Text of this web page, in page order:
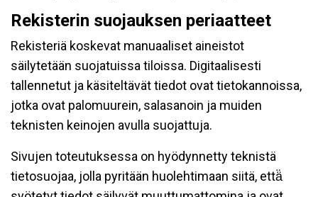
Rekisterin suojauksen periaatteet
Rekisteriä koskevat manuaaliset aineistot
säilytetään suojatuissa tiloissa. Digitaalisesti
tallennetut ja käsiteltävät tiedot ovat tietokannoissa,
jotka ovat palomuurein, salasanoin ja muiden
teknisten keinojen avulla suojattuja.
Sivujen toteutuksessa on hyödynnetty teknistä
tietosuojaa, jolla pyritään huolehtimaan siitä, että̈